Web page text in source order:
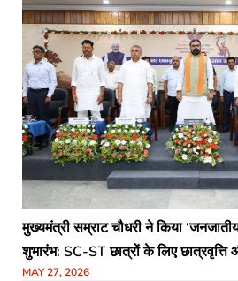
मुख्यमंत्री सम्राट चौधरी ने किया
शुभारंभ: SC-ST छात्रों के लिए छात्रवृत्ति
MAY 27, 2026